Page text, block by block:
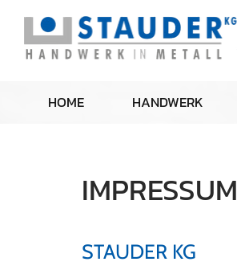
HOME HANDWERK
IMPRESSUM
STAUDER KG